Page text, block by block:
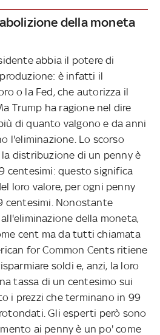
della moneta
abbia il potere di
è infatti il
o la Fed, che autorizza il
Trump ha ragione nel dire
di quanto valgono e da anni
l'eliminazione. Lo scorso
distribuzione di un penny è
centesimi: questo significa
loro valore, per ogni penny
centesimi. Nonostante
della moneta,
cent ma da tutti chiamata
for Common Cents ritiene
soldi e, anzi, la loro
tassa di un centesimo sui
i prezzi che terminano in 99
Gli esperti però sono
ai penny è un po' come